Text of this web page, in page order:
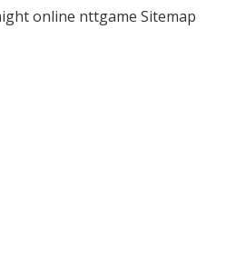
online nttgame Sitemap